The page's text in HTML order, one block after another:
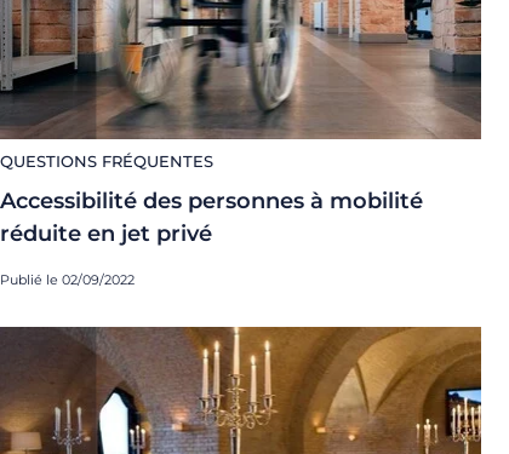
QUESTIONS FRÉQUENTES
Accessibilité des personnes à mobilité
réduite en jet privé
Publié le 02/09/2022